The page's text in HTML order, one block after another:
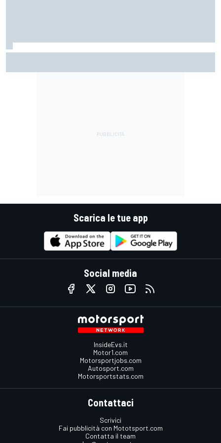
Scarica le tue app
Social media
InsideEvs.it
Motor1.com
Motorsportjobs.com
Autosport.com
Motorsportstats.com
Contattaci
Scrivici
Fai pubblicità con Mototsport.com
Contatta il team